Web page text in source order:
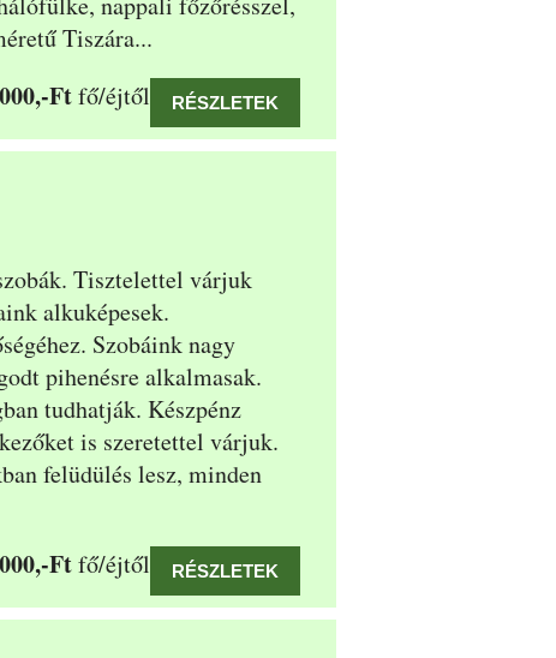
Tiszára...
Ftfő/éjtől RÉSZLETEK
Tisztelettel várjuk
alkuképesek.
Szobáink nagy
pihenésre alkalmasak.
tudhatják. Készpénz
is szeretettel várjuk.
felüdülés lesz, minden
Ftfő/éjtől RÉSZLETEK